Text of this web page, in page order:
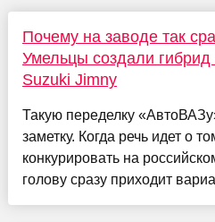
Почему на заводе так
Умельцы создали
Suzuki Jimny
Такую переделку
заметку. Когда речь идет о
конкурировать на
голову сразу приходит